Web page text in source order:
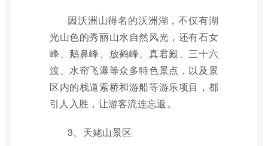
因沃洲山得名的沃洲湖，不仅有湖
光山色的秀丽山水自然风光，还有石女
峰、鹅鼻峰、放鹤峰、真君殿、三十六
渡、水帘飞瀑等众多特色景点，以及景
区内的栈道索桥和游船等游乐项目，都
引人入胜，让游客流连忘返。
3、天姥山景区